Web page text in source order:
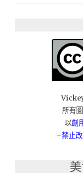
所有
以創
–禁止